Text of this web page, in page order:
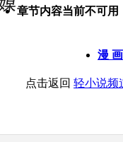
漫 画
章节内容当前不可用
点击返回 轻小说频